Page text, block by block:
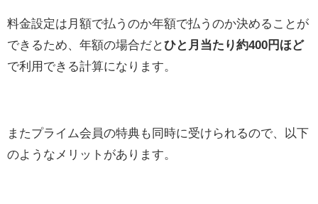
料金設定は月額で払うのか年額で払うのか決めることが
できるため、年額の場合だとひと月当たり約400円ほど
で利用できる計算になります。
またプライム会員の特典も同時に受けられるので、以下
のようなメリットがあります。